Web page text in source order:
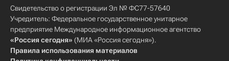
Свидетельство о регистрации Эл № ФС77-57640
Учредитель: Федеральное государственное унитарное
предприятие Международное информационное агентство
«Россия сегодня» (МИА «Россия сегодня»).
Правила использования материалов